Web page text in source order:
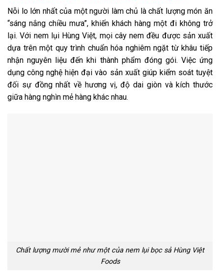
Nỗi lo lớn nhất của một người làm chủ là chất lượng món ăn
“sáng nắng chiều mưa”, khiến khách hàng một đi không trở
lại. Với nem lụi Hùng Việt, mọi cây nem đều được sản xuất
dựa trên một quy trình chuẩn hóa nghiêm ngặt từ khâu tiếp
nhận nguyên liệu đến khi thành phẩm đóng gói. Việc ứng
dụng công nghệ hiện đại vào sản xuất giúp kiểm soát tuyệt
đối sự đồng nhất về hương vị, độ dai giòn và kích thước
giữa hàng nghìn mẻ hàng khác nhau.
Chất lượng mười mẻ như một của nem lụi bọc sả Hùng Việt
Foods